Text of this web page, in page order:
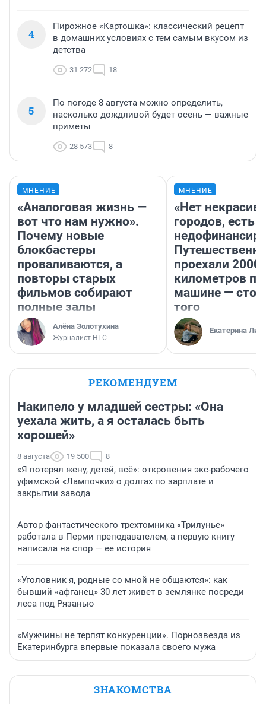
4
Пирожное «Картошка»: классический рецепт
в домашних условиях с тем самым вкусом из
детства
31 272 18
5
По погоде 8 августа можно определить,
насколько дождливой будет осень — важные
приметы
28 573 8
МНЕНИЕ
«Аналоговая жизнь —
вот что нам нужно».
Почему новые
блокбастеры
проваливаются, а
повторы старых
фильмов собирают
полные залы
Алёна Золотухина
Журналист НГС
МНЕНИЕ
«Нет
городов, есть
проехали 2000
километров по
машине —
того
Екатерина
РЕКОМЕНДУЕМ
Накипело у младшей сестры: «Она
уехала жить, а я осталась быть
хорошей»
8 августа 19 500 8
«Я потерял жену, детей, всё»: откровения экс-рабочего
уфимской «Лампочки» о долгах по зарплате и
закрытии завода
Автор фантастического трехтомника «Трилунье»
работала в Перми преподавателем, а первую книгу
написала на спор — ее история
«Уголовник я, родные со мной не общаются»: как
бывший «афганец» 30 лет живет в землянке посреди
леса под Рязанью
«Мужчины не терпят конкуренции». Порнозвезда из
Екатеринбурга впервые показала своего мужа
ЗНАКОМСТВА